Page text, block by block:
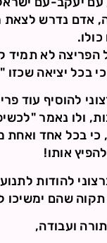
אדם נדרש לצאת
לא תמיד
בכל יציאה שכזו
להוסיף עוד
ולו נאמר
כי בכל אחד ואחת
אותו!
להודות
תקוה שהם
ועבודה,